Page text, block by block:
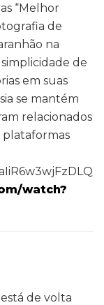
“Melhor
de
na
de
em suas
se mantém
relacionados
plataformas
watch?
de volta